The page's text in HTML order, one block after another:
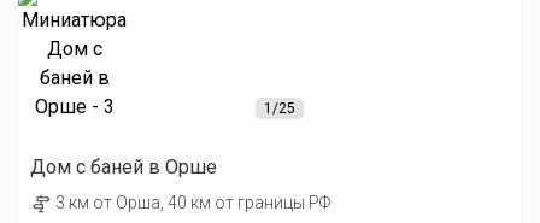
1/25
Дом с баней в Орше
3 км от Орша, 40 км от границы РФ